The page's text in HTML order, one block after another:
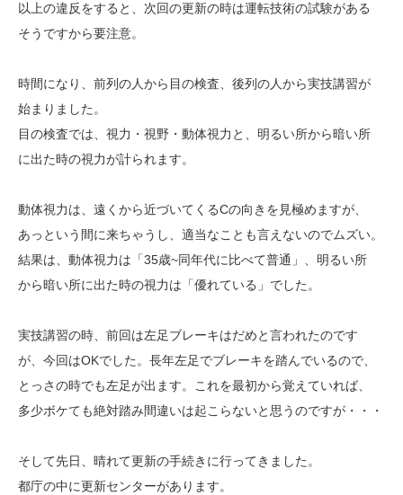
以上の違反をすると、次回の更新の時は運転技術の試験がある
そうですから要注意。
時間になり、前列の人から目の検査、後列の人から実技講習が
始まりました。
目の検査では、視力・視野・動体視力と、明るい所から暗い所
に出た時の視力が計られます。
動体視力は、遠くから近づいてくるCの向きを見極めますが、
あっという間に来ちゃうし、適当なことも言えないのでムズい。
結果は、動体視力は「35歳~同年代に比べて普通」、明るい所
から暗い所に出た時の視力は「優れている」でした。
実技講習の時、前回は左足ブレーキはだめと言われたのです
が、今回はOKでした。長年左足でブレーキを踏んでいるので、
とっさの時でも左足が出ます。これを最初から覚えていれば、
多少ボケても絶対踏み間違いは起こらないと思うのですが・・・
そして先日、晴れて更新の手続きに行ってきました。
都庁の中に更新センターがあります。